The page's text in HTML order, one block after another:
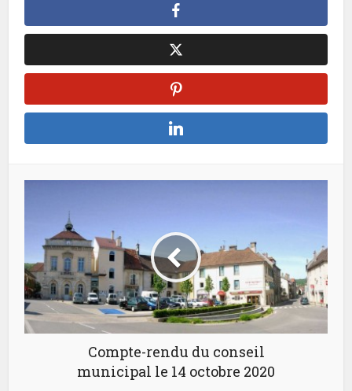
Compte-rendu du conseil
municipal le 14 octobre 2020